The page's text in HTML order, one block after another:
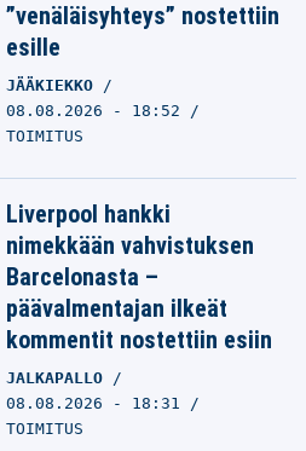
”venäläisyhteys” nostettiin
esille
JÄÄKIEKKO
08.08.2026 - 18:52
TOIMITUS
Liverpool hankki
nimekkään vahvistuksen
Barcelonasta –
päävalmentajan ilkeät
kommentit nostettiin esiin
JALKAPALLO
08.08.2026 - 18:31
TOIMITUS